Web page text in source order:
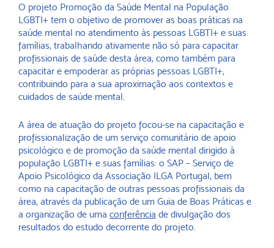
O projeto Promoção da Saúde Mental na População
LGBTI+ tem o objetivo de promover as boas práticas na
saúde mental no atendimento às pessoas LGBTI+ e suas
famílias, trabalhando ativamente não só para capacitar
profissionais de saúde desta área, como também para
capacitar e empoderar as próprias pessoas LGBTI+,
contribuindo para a sua aproximação aos contextos e
cuidados de saúde mental.
A área de atuação do projeto focou-se na capacitação e
profissionalização de um serviço comunitário de apoio
psicológico e de promoção da saúde mental dirigido à
população LGBTI+ e suas famílias: o SAP – Serviço de
Apoio Psicológico da Associação ILGA Portugal, bem
como na capacitação de outras pessoas profissionais da
área, através da publicação de um Guia de Boas Práticas e
a organização de uma conferência de divulgação dos
resultados do estudo decorrente do projeto.